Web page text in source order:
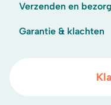
Verzenden en
Garantie & klachten